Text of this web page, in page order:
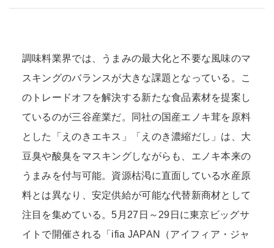
調味料業界では、うまみの最大化と不要な風味のマ
スキングのバランスが大きな課題となっている。こ
のトレードオフを解決する新たな食品素材を提案し
ているのが三谷産業だ。同社の国産エノキ茸を原料
とした「えのきエキス」「えのき濃縮だし」は、大
豆臭や酸臭をマスキングしながらも、エノキ本来の
うまみを付与可能。資源枯渇に直面している水産原
料とは異なり、安定供給が可能な代替新商材として
注目を集めている。5月27日～29日に東京ビッグサ
イトで開催される「ifia JAPAN（アイフィア・ジャ